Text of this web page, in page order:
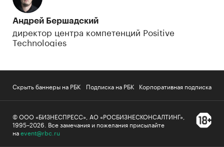
Андрей Бершадский
директор центра компетенций Positive
Technologies
Скрыть баннеры на РБК Подписка на РБК Корпоративная подписка
© ООО «БИЗНЕСПРЕСС», АО «РОСБИЗНЕСКОНСАЛТИНГ»,
1995–2026 Все замечания и пожелания присылайте
наevent@rbc.ru